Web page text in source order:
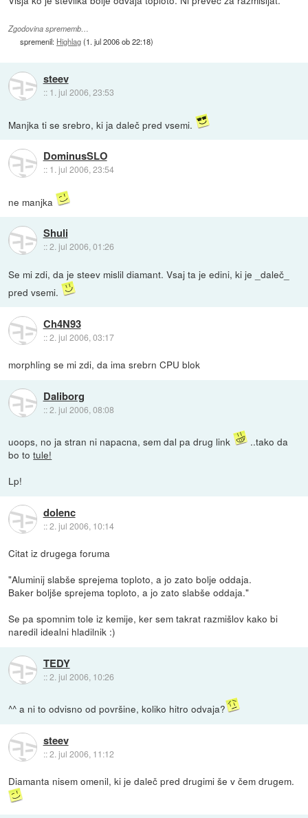
Zgodovina sprememb…
spremenil: Highlag(1. jul 2006 ob 22:18)
steev
:: 1. jul 2006, 23:53
Manjka ti se srebro, ki ja daleč pred vsemi.
DominusSLO
:: 1. jul 2006, 23:54
ne manjka
Shuli
::2. jul 2006, 01:26
Se mi zdi, da je steev mislil diamant. Vsaj ta je edini, ki je _daleč_
pred vsemi.
Ch4N93
::2. jul 2006, 03:17
morphling se mi zdi, da ima srebrn CPU blok
Daliborg
::2. jul 2006, 08:08
uoops, no ja stran ni napacna, sem dal pa drug link
..tako da
bo totule!
Lp!
dolenc
::2. jul 2006, 10:14
Citat iz drugega foruma
"Aluminij slabše sprejema toploto, a jo zato bolje oddaja.
Baker boljše sprejema toploto, a jo zato slabše oddaja."
Se pa spomnim tole iz kemije, ker sem takrat razmišlov kako bi
naredil idealni hladilnik :)
TEDY
::2. jul 2006, 10:26
^^ a ni to odvisno od površine, koliko hitro odvaja?
steev
::2. jul 2006, 11:12
Diamanta nisem omenil, ki je daleč pred drugimi še v čem drugem.